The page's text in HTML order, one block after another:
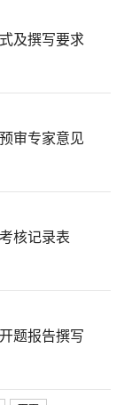
及撰写要求
审专家意见
核记录表
题报告撰写